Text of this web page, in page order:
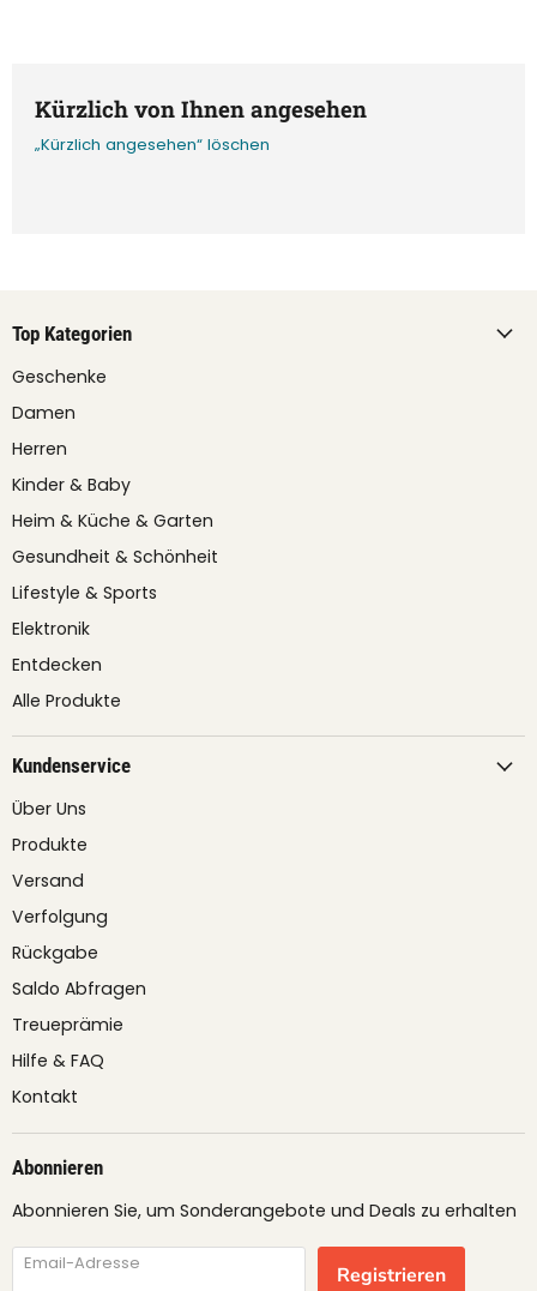
Kürzlich von Ihnen angesehen
„Kürzlich angesehen“ löschen
Top Kategorien
Geschenke
Damen
Herren
Kinder & Baby
Heim & Küche & Garten
Gesundheit & Schönheit
Lifestyle & Sports
Elektronik
Entdecken
Alle Produkte
Kundenservice
Über Uns
Produkte
Versand
Verfolgung
Rückgabe
Saldo Abfragen
Treueprämie
Hilfe & FAQ
Kontakt
Abonnieren
Abonnieren Sie, um Sonderangebote und Deals zu erhalten
Email-Adresse Registrieren